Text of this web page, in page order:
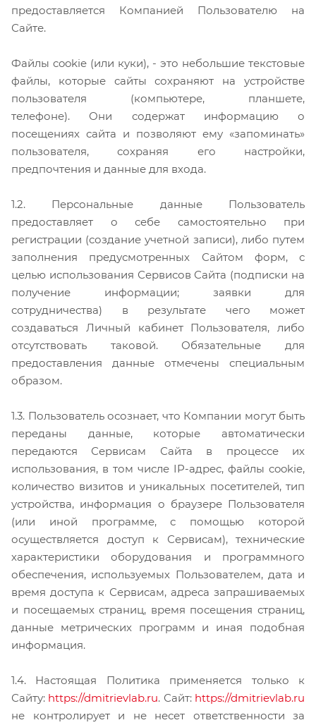
предоставляется Компанией Пользователю на
Сайте.
Файлы cookie (или куки), - это небольшие текстовые
файлы, которые сайты сохраняют на устройстве
пользователя (компьютере, планшете,
телефоне). Они содержат информацию о
посещениях сайта и позволяют ему «запоминать»
пользователя, сохраняя его настройки,
предпочтения и данные для входа.
1.2. Персональные данные Пользователь
предоставляет о себе самостоятельно при
регистрации (создание учетной записи), либо путем
заполнения предусмотренных Сайтом форм, с
целью использования Сервисов Сайта (подписки на
получение информации; заявки для
сотрудничества) в результате чего может
создаваться Личный кабинет Пользователя, либо
отсутствовать таковой. Обязательные для
предоставления данные отмечены специальным
образом.
1.3. Пользователь осознает, что Компании могут быть
переданы данные, которые автоматически
передаются Сервисам Сайта в процессе их
использования, в том числе IP-адрес, файлы cookie,
количество визитов и уникальных посетителей, тип
устройства, информация о браузере Пользователя
(или иной программе, с помощью которой
осуществляется доступ к Сервисам), технические
характеристики оборудования и программного
обеспечения, используемых Пользователем, дата и
время доступа к Сервисам, адреса запрашиваемых
и посещаемых страниц, время посещения страниц,
данные метрических программ и иная подобная
информация.
1.4. Настоящая Политика применяется только к
Сайту: https://dmitrievlab.ru. Сайт: https://dmitrievlab.ru
не контролирует и не несет ответственности за